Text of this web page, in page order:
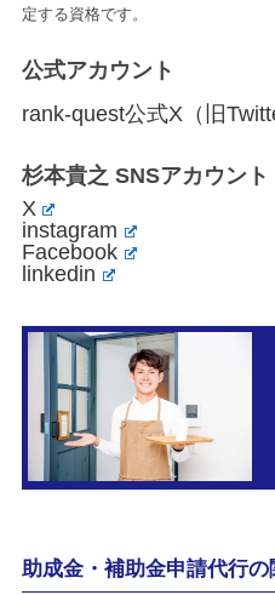
定する資格です。
公式アカウント
rank-quest公式X（旧
杉本貴之 SNSアカウント
X
instagram
Facebook
linkedin
助成金・補助金申請代行の